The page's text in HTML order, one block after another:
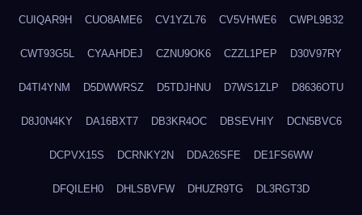
CUIQAR9H CUO8AME6 CV1YZL76 CV5VHWE6 CWPL9B32
CWT93G5L CYAAHDEJ CZNU9OK6 CZZL1PEP D30V97RY
D4TI4YNM D5DWWRSZ D5TDJHNU D7WS1ZLP D8636OTU
D8J0N4KY DA16BXT7 DB3KR4OC DBSEVHIY DCN5BVC6
DCPVX15S DCRNKY2N DDA26SFE DE1FS6WW
DFQILEH0 DHLSBVFW DHUZR9TG DL3RGT3D